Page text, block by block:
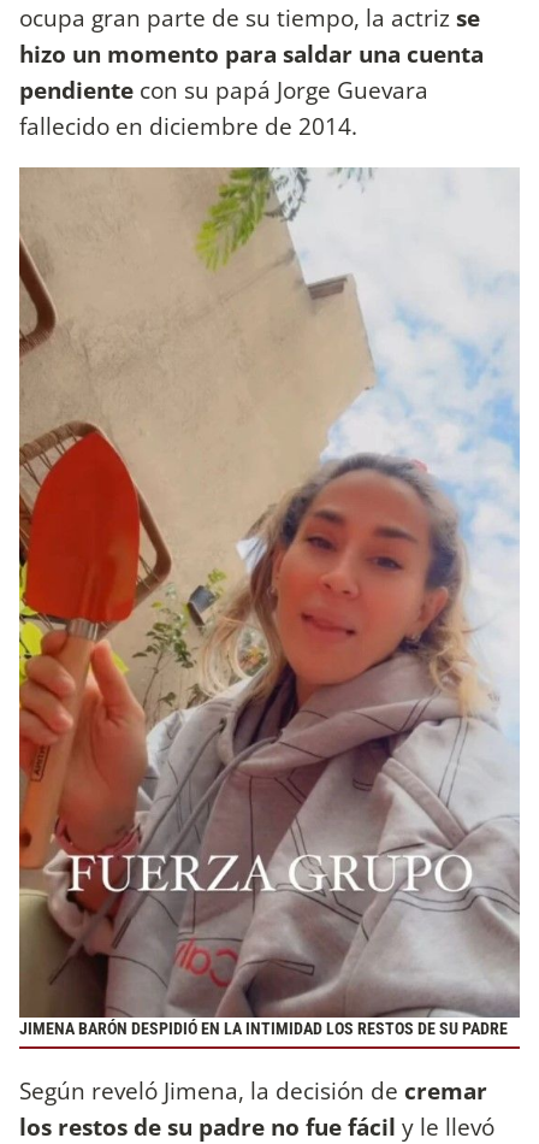
ocupa gran parte de su tiempo, la actrizse
hizo un momento para saldar una cuenta
pendiente con su papá Jorge Guevara
fallecido en diciembre de 2014.
JIMENA BARÓN DESPIDIÓ EN LA INTIMIDAD LOS RESTOS DE SU PADRE
Según reveló Jimena, la decisión de cremar
los restos de su padre no fue fácil y le llevó